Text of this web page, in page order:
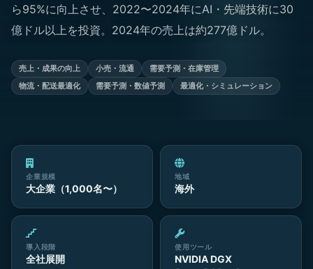
ら95%に向上させ、2022〜2024年にAI・先端技術に30
億ドル以上を投資。2024年の売上は約277億ドル。
売上・成果の向上 小売・流通
需要予測・在庫管理
物流・配送最適化
需要予測・数値予測 最適化・シミュレーション
企業規模
大企業（1,000名〜）
地域
海外
導入段階
全社展開
使用ツール
NVIDIA DGX